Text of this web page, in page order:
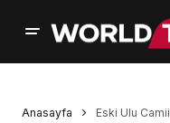
Anasayfa Eski Ulu Camii